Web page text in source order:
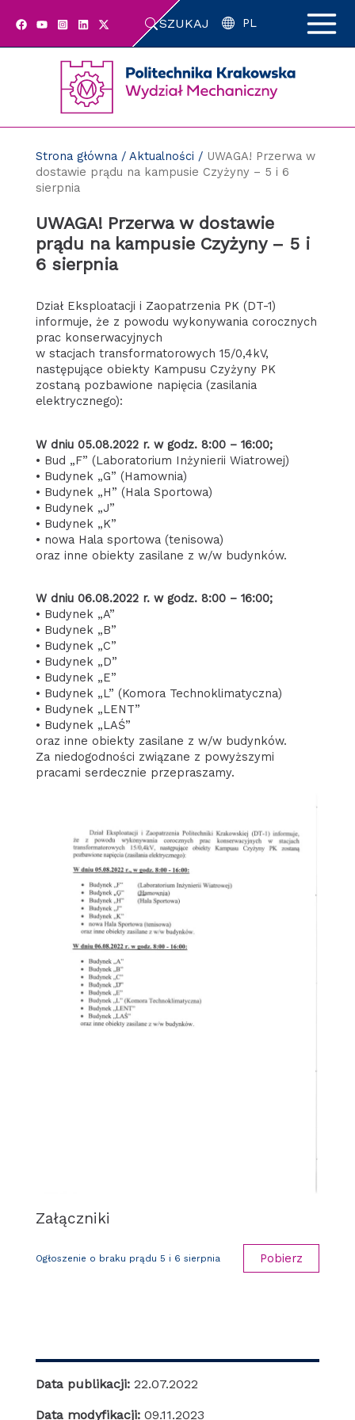
SZUKAJ PL
Strona główna/ Aktualności / UWAGA! Przerwa w
dostawie prądu na kampusie Czyżyny – 5 i 6
sierpnia
UWAGA! Przerwa w dostawie
prądu na kampusie Czyżyny – 5 i
6 sierpnia
Dział Eksploatacji i Zaopatrzenia PK (DT-1)
informuje, że z powodu wykonywania corocznych
prac konserwacyjnych
w stacjach transformatorowych 15/0,4kV,
następujące obiekty Kampusu Czyżyny PK
zostaną pozbawione napięcia (zasilania
elektrycznego):
W dniu 05.08.2022 r. w godz. 8:00 – 16:00;
• Bud „F” (Laboratorium Inżynierii Wiatrowej)
• Budynek „G” (Hamownia)
• Budynek „H” (Hala Sportowa)
• Budynek „J”
• Budynek „K”
• nowa Hala sportowa (tenisowa)
oraz inne obiekty zasilane z w/w budynków.
W dniu 06.08.2022 r. w godz. 8:00 – 16:00;
• Budynek „A”
• Budynek „B”
• Budynek „C”
• Budynek „D”
• Budynek „E”
• Budynek „L” (Komora Technoklimatyczna)
• Budynek „LENT”
• Budynek „LAŚ”
oraz inne obiekty zasilane z w/w budynków.
Za niedogodności związane z powyższymi
pracami serdecznie przepraszamy.
Załączniki
Ogłoszenie o braku prądu 5 i 6 sierpnia Pobierz
Data publikacji: 22.07.2022
Data modyfikacji: 09.11.2023